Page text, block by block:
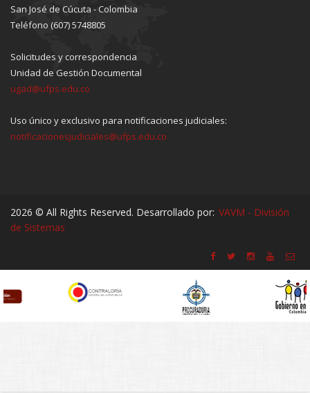
San José de Cúcuta - Colombia
Teléfono (607) 5748805
Solicitudes y correspondencia
Unidad de Gestión Documental
ugad@ufps.edu.co
Uso único y exclusivo para notificaciones judiciales:
notificacionesjudiciales@ufps.edu.co
2026 © All Rights Reserved. Desarrollado por: VAVM - División
de Sistemas